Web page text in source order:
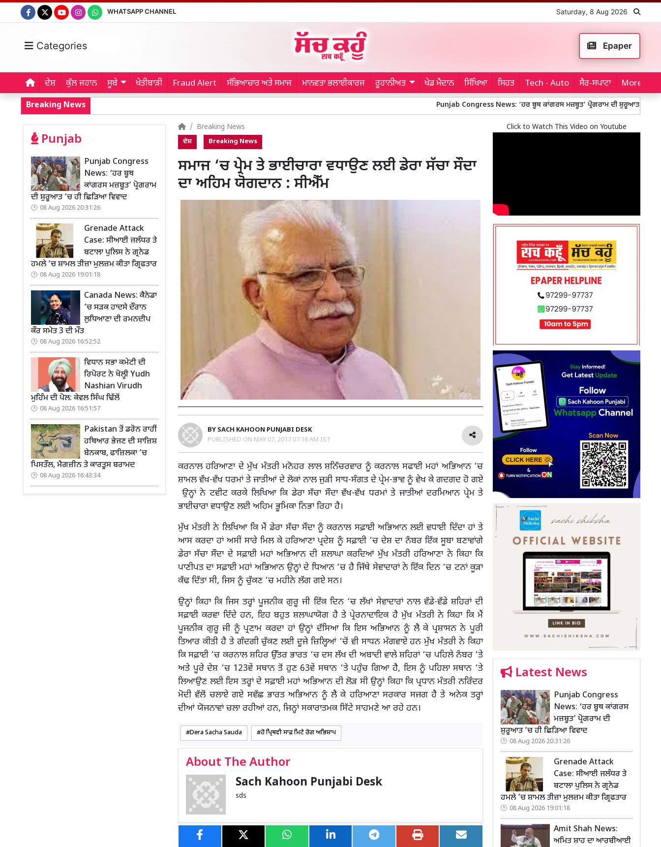
WHATSAPP CHANNEL Saturday, 8 Aug 2026
Categories Epaper
ਦੇਸ਼ ਕੁੱਲ ਜਹਾਨ ਸੂਬੇ ਖੇਤੀਬਾੜੀ Fraud Alert ਸੱਭਿਆਚਾਰ ਅਤੇ ਸਮਾਜ ਮਾਨਵਤਾ ਭਲਾਈਕਾਰਜ ਰੂਹਾਨੀਅਤ ਖੇਡ ਮੈਦਾਨ ਸਿੱਖਿਆ ਸਿਹਤ Tech - Auto ਸੈਰ-ਸਪਾਟਾ More...
Breaking News Punjab Congress News: ‘ਹਰ ਬੂਥ ਕਾਂਗਰਸ ਮਜ਼ਬੂਤ’ ਪ੍ਰੋਗਰਾਮ ਦੀ ਸ਼ੁਰੂਆਤ ’ਚ ਹੀ ਛਿੜਿਆ
Punjab
Punjab Congress
News: ‘ਹਰ ਬੂਥ
ਕਾਂਗਰਸ ਮਜ਼ਬੂਤ’ ਪ੍ਰੋਗਰਾਮ
ਦੀ ਸ਼ੁਰੂਆਤ ’ਚ ਹੀ ਛਿੜਿਆ ਵਿਵਾਦ
08 Aug 2026 20:31:26
Grenade Attack
Case: ਸੀਆਈ ਜਲੰਧਰ ਤੇ
ਬਟਾਲਾ ਪੁਲਿਸ ਨੇ ਗ੍ਰਨੇਡ
ਹਮਲੇ ’ਚ ਸ਼ਾਮਲ ਤੀਜ਼ਾ ਮੁਲਜ਼ਮ ਕੀਤਾ ਗ੍ਰਿਫਤਾਰ
08 Aug 2026 19:01:18
Canada News: ਕੈਨੇਡਾ
’ਚ ਸੜਕ ਹਾਦਸੇ ਦੌਰਾਨ
ਲੁਧਿਆਣਾ ਦੀ ਰਮਨਦੀਪ
ਕੌਰ ਸਮੇਤ 3 ਦੀ ਮੌਤ
08 Aug 2026 16:52:52
ਵਿਧਾਨ ਸਭਾ ਕਮੇਟੀ ਦੀ
ਰਿਪੋਰਟ ਨੇ ਖੋਲ੍ਹੀ Yudh
Nashian Virudh
ਮੁਹਿੰਮ ਦੀ ਪੋਲ: ਕੇਵਲ ਸਿੰਘ ਢਿੱਲੋਂ
08 Aug 2026 16:51:57
Pakistan ਤੋਂ ਡਰੋਨ ਰਾਹੀਂ
ਹਥਿਆਰ ਭੇਜਣ ਦੀ ਸਾਜ਼ਿਸ਼
ਬੇਨਕਾਬ, ਫਾਜ਼ਿਲਕਾ ’ਚ
ਪਿਸਤੌਲ, ਮੈਗਜ਼ੀਨ ਤੇ ਕਾਰਤੂਸ ਬਰਾਮਦ
08 Aug 2026 16:43:34
Breaking News
ਦੇਸ਼ Breaking News
ਸਮਾਜ ‘ਚ ਪ੍ਰੇਮ ਤੇ ਭਾਈਚਾਰਾ ਵਧਾਉਣ ਲਈ ਡੇਰਾ ਸੱਚਾ ਸੌਦਾ
ਦਾ ਅਹਿਮ ਯੋਗਦਾਨ : ਸੀਐੱਮ
BY SACH KAHOON PUNJABI DESK
PUBLISHED ON MAY 07, 2017 07:16 AM IST
ਕਰਨਾਲ ਹਰਿਆਣਾ ਦੇ ਮੁੱਖ ਮੰਤਰੀ ਮਨੋਹਰ ਲਾਲ ਸ਼ਨਿੱਚਰਵਾਰ ਨੂੰ ਕਰਨਾਲ ਸਫਾਈ ਮਹਾਂ ਅਭਿਆਨ ‘ਚ
ਸ਼ਾਮਲ ਵੱਖ-ਵੱਖ ਧਰਮਾਂ ਤੇ ਜਾਤੀਆਂ ਦੇ ਲੋਕਾਂ ਨਾਲ ਜੁੜੀ ਸਾਧ-ਸੰਗਤ ਦੇ ਪ੍ਰੇਮ-ਭਾਵ ਨੂੰ ਵੇਖ ਕੇ ਗਦਗਦ ਹੋ ਗਏ
ਉਨ੍ਹਾਂ ਨੇ ਟਵੀਟ ਕਰਕੇ ਲਿਖਿਆ ਕਿ ਡੇਰਾ ਸੱਚਾ ਸੌਦਾ ਵੱਖ-ਵੱਖ ਧਰਮਾਂ ਤੇ ਜਾਤੀਆਂ ਦਰਮਿਆਨ ਪ੍ਰੇਮ ਤੇ
ਭਾਈਚਾਰਾ ਵਧਾਉਣ ਲਈ ਅਹਿਮ ਭੂਮਿਕਾ ਨਿਭਾ ਰਿਹਾ ਹੈ।
ਮੁੱਖ ਮੰਤਰੀ ਨੇ ਲਿਖਿਆ ਕਿ ਮੈਂ ਡੇਰਾ ਸੱਚਾ ਸੌਦਾ ਨੂੰ ਕਰਨਾਲ ਸਫ਼ਾਈ ਅਭਿਆਨ ਲਈ ਵਧਾਈ ਦਿੰਦਾ ਹਾਂ ਤੇ
ਆਸ ਕਰਦਾ ਹਾਂ ਅਸੀਂ ਸਾਰੇ ਮਿਲ ਕੇ ਹਰਿਆਣਾ ਪ੍ਰਦੇਸ਼ ਨੂੰ ਸਫ਼ਾਈ ‘ਚ ਦੇਸ਼ ਦਾ ਨੰਬਰ ਇੱਕ ਸੂਬਾ ਬਣਾਵਾਂਗੇ
ਡੇਰਾ ਸੱਚਾ ਸੌਦਾ ਦੇ ਸਫ਼ਾਈ ਮਹਾਂ ਅਭਿਆਨ ਦੀ ਸ਼ਲਾਘਾ ਕਰਦਿਆਂ ਮੁੱਖ ਮੰਤਰੀ ਹਰਿਆਣਾ ਨੇ ਕਿਹਾ ਕਿ
ਪਾਣੀਪਤ ਦਾ ਸਫ਼ਾਈ ਮਹਾਂ ਅਭਿਆਨ ਉਨ੍ਹਾਂ ਦੇ ਧਿਆਨ ‘ਚ ਹੈ ਜਿੱਥੇ ਸੇਵਾਦਾਰਾਂ ਨੇ ਇੱਕ ਦਿਨ ‘ਚ ਟਨਾਂ ਕੂੜਾ
ਕੱਢ ਦਿੱਤਾ ਸੀ, ਜਿਸ ਨੂੰ ਚੁੱਕਣ ‘ਚ ਮਹੀਨੇ ਲੱਗ ਗਏ ਸਨ।
ਉਨ੍ਹਾਂ ਕਿਹਾ ਕਿ ਜਿਸ ਤਰ੍ਹਾਂ ਪੂਜਨੀਕ ਗੁਰੂ ਜੀ ਇੱਕ ਦਿਨ ‘ਚ ਲੱਖਾਂ ਸੇਵਾਦਾਰਾਂ ਨਾਲ ਵੱਡੇ-ਵੱਡੇ ਸ਼ਹਿਰਾਂ ਦੀ
ਸਫ਼ਾਈ ਕਰਵਾ ਦਿੰਦੇ ਹਨ, ਇਹ ਬਹੁਤ ਸ਼ਲਾਘਾਯੋਗ ਹੈ ਤੇ ਪ੍ਰੇਰਨਾਦਾਇਕ ਹੈ ਮੁੱਖ ਮੰਤਰੀ ਨੇ ਕਿਹਾ ਕਿ ਮੈਂ
ਪੂਜਨੀਕ ਗੁਰੂ ਜੀ ਨੂੰ ਪ੍ਰਣਾਮ ਕਰਦਾ ਹਾਂ ਉਨ੍ਹਾਂ ਦੱਸਿਆ ਕਿ ਇਸ ਅਭਿਆਨ ਨੂੰ ਲੈ ਕੇ ਪ੍ਰਸ਼ਾਸਨ ਨੇ ਪੂਰੀ
ਤਿਆਰ ਕੀਤੀ ਹੈ ਤੇ ਗੰਦਗੀ ਚੁੱਕਣ ਲਈ ਦੂਜੇ ਜ਼ਿਲ੍ਹਿਆਂ ‘ਚੋਂ ਵੀ ਸਾਧਨ ਮੰਗਵਾਏ ਹਨ ਮੁੱਖ ਮੰਤਰੀ ਨੇ ਕਿਹਾ
ਕਿ ਸਫ਼ਾਈ ‘ਚ ਕਰਨਾਲ ਸ਼ਹਿਰ ਉੱਤਰ ਭਾਰਤ ‘ਚ ਦਸ ਲੱਖ ਦੀ ਅਬਾਦੀ ਵਾਲੇ ਸ਼ਹਿਰਾਂ ‘ਚ ਪਹਿਲੇ ਨੰਬਰ ‘ਤੇ
ਅਤੇ ਪੂਰੇ ਦੇਸ਼ ‘ਚ 123ਵੇਂ ਸਥਾਨ ਤੋਂ ਹੁਣ 63ਵੇਂ ਸਥਾਨ ‘ਤੇ ਪਹੁੰਚ ਗਿਆ ਹੈ, ਇਸ ਨੂੰ ਪਹਿਲਾ ਸਥਾਨ ‘ਤੇ
ਲਿਆਉਣ ਲਈ ਇਸ ਤਰ੍ਹਾਂ ਦੇ ਸਫ਼ਾਈ ਮਹਾਂ ਅਭਿਆਨ ਦੀ ਲੋੜ ਸੀ ਉਨ੍ਹਾਂ ਕਿਹਾ ਕਿ ਪ੍ਰਧਾਨ ਮੰਤਰੀ ਨਰਿੰਦਰ
ਮੋਦੀ ਵੱਲੋਂ ਚਲਾਏ ਗਏ ਸਵੱਛ ਭਾਰਤ ਅਭਿਆਨ ਨੂੰ ਲੈ ਕੇ ਹਰਿਆਣਾ ਸਰਕਾਰ ਸਜਗ ਹੈ ਤੇ ਅਨੇਕ ਤਰ੍ਹਾਂ
ਦੀਆਂ ਯੋਜਨਾਵਾਂ ਚਲਾ ਰਹੀਆਂ ਹਨ, ਜਿਨ੍ਹਾਂ ਸਕਾਰਾਤਮਕ ਸਿੱਟੇ ਸਾਹਮਣੇ ਆ ਰਹੇ ਹਨ।
Dera Sacha Sauda ਹੋ ਪ੍ਰਿਥਵੀ ਸਾਫ਼ ਮਿਟੇ ਰੋਗ ਅਭਿਸ਼ਾਪ
About The Author
Sach Kahoon Punjabi Desk
sds
Click to Watch This Video on Youtube
Latest News
Punjab Congress
News: ‘ਹਰ ਬੂਥ ਕਾਂਗਰਸ
ਮਜ਼ਬੂਤ’ ਪ੍ਰੋਗਰਾਮ ਦੀ
ਸ਼ੁਰੂਆਤ ’ਚ ਹੀ ਛਿੜਿਆ ਵਿਵਾਦ
08 Aug 2026 20:31:26
Grenade Attack
Case: ਸੀਆਈ ਜਲੰਧਰ ਤੇ
ਬਟਾਲਾ ਪੁਲਿਸ ਨੇ ਗ੍ਰਨੇਡ
ਹਮਲੇ ’ਚ ਸ਼ਾਮਲ ਤੀਜ਼ਾ ਮੁਲਜ਼ਮ ਕੀਤਾ ਗ੍ਰਿਫਤਾਰ
08 Aug 2026 19:01:18
Amit Shah News:
ਅਮਿਤ ਸ਼ਾਹ ਦਾ ਆਰਬੀਆਈ